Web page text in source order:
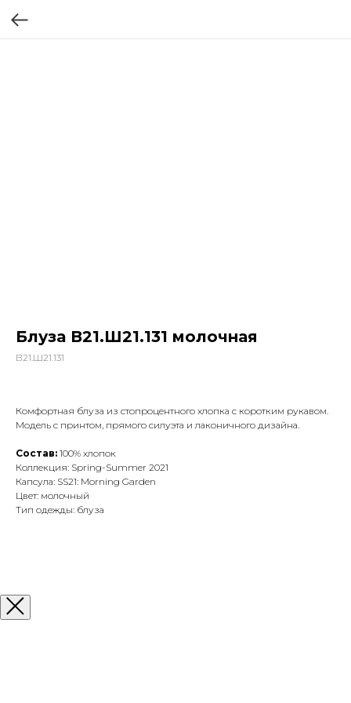
Блуза В21.Ш21.131 молочная
В21.Ш21.131
Комфортная блуза из стопроцентного хлопка с коротким рукавом.
Модель с принтом, прямого силуэта и лаконичного дизайна.
Состав: 100% хлопок
Коллекция: Spring-Summer 2021
Капсула: SS21: Morning Garden
Цвет: молочный
Тип одежды: блуза